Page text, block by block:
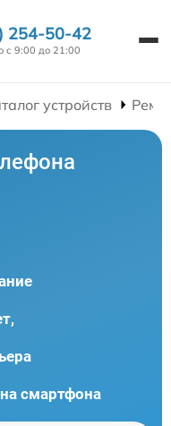
254-50-42
с 9:00 до 21:00
устройств
смартфона